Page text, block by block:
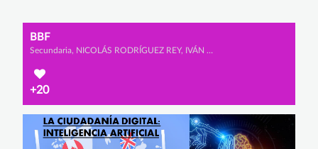
BBF
Secundaria, NICOLÁS RODRÍGUEZ REY, IVÁN PRADA DÍAZ y ADRIÁN RUBIO GUILLÉN
+20